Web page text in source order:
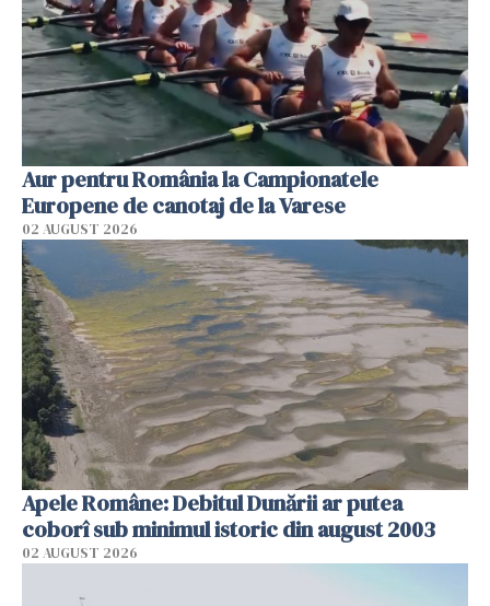
Aur pentru România la Campionatele
Europene de canotaj de la Varese
02 AUGUST 2026
Apele Române: Debitul Dunării ar putea
coborî sub minimul istoric din august 2003
02 AUGUST 2026